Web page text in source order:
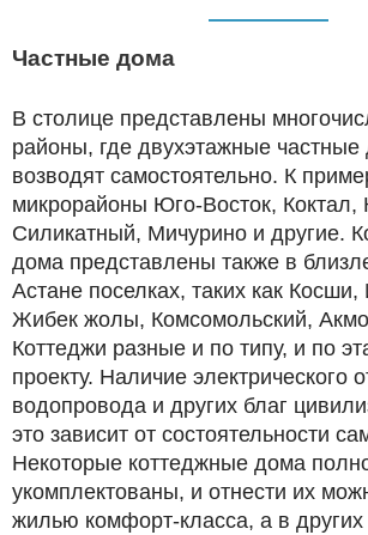
Частные дома
В столице представлены
районы, где двухэтажные
возводят самостоятельно. К
микрорайоны Юго-Восток, Коктал,
Силикатный, Мичурино и другие.
дома представлены также в
Астане поселках, таких как Косши,
Жибек жолы, Комсомольский,
Коттеджи разные и по типу, и по
проекту. Наличие электрического
водопровода и других благ
это зависит от состоятельности
Некоторые коттеджные дома
укомплектованы, и отнести их
жилью комфорт-класса, а в